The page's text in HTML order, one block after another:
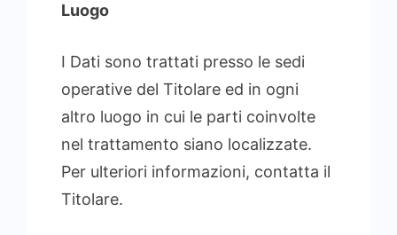
Luogo
I Dati sono trattati presso le sedi
operative del Titolare ed in ogni
altro luogo in cui le parti coinvolte
nel trattamento siano localizzate.
Per ulteriori informazioni, contatta il
Titolare.